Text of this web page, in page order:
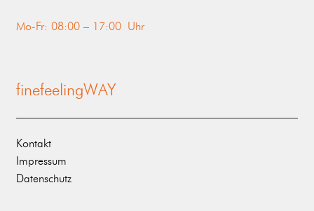
Mo-Fr: 08:00 – 17:00 Uhr
finefeelingWAY
Kontakt
Impressum
Datenschutz